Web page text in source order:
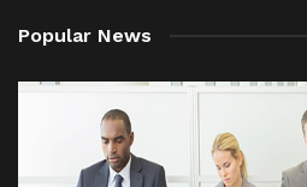
Popular News